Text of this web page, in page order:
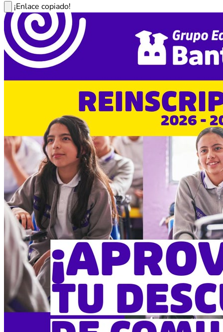
¡Enlace copiado!